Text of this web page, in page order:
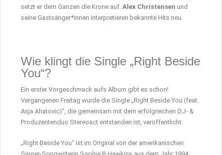
setzt er dem Ganzen die Krone auf.Alex Christensen und
seine Gastsänger*innen interpretieren bekannte Hits neu.
Wie klingt die Single „Right Beside
You“?
Ein erster Vorgeschmack aufs Album gibt es schon!
Vergangenen Freitag wurde die Single „Right Beside You (feat.
Asja Ahatovic)“, die gemeinsam mit dem erfolgreichen DJ- &
Produzentenduo Stereoact entstanden ist, veröffentlicht.
„Right Beside You“ ist im Original von der amerikanischen